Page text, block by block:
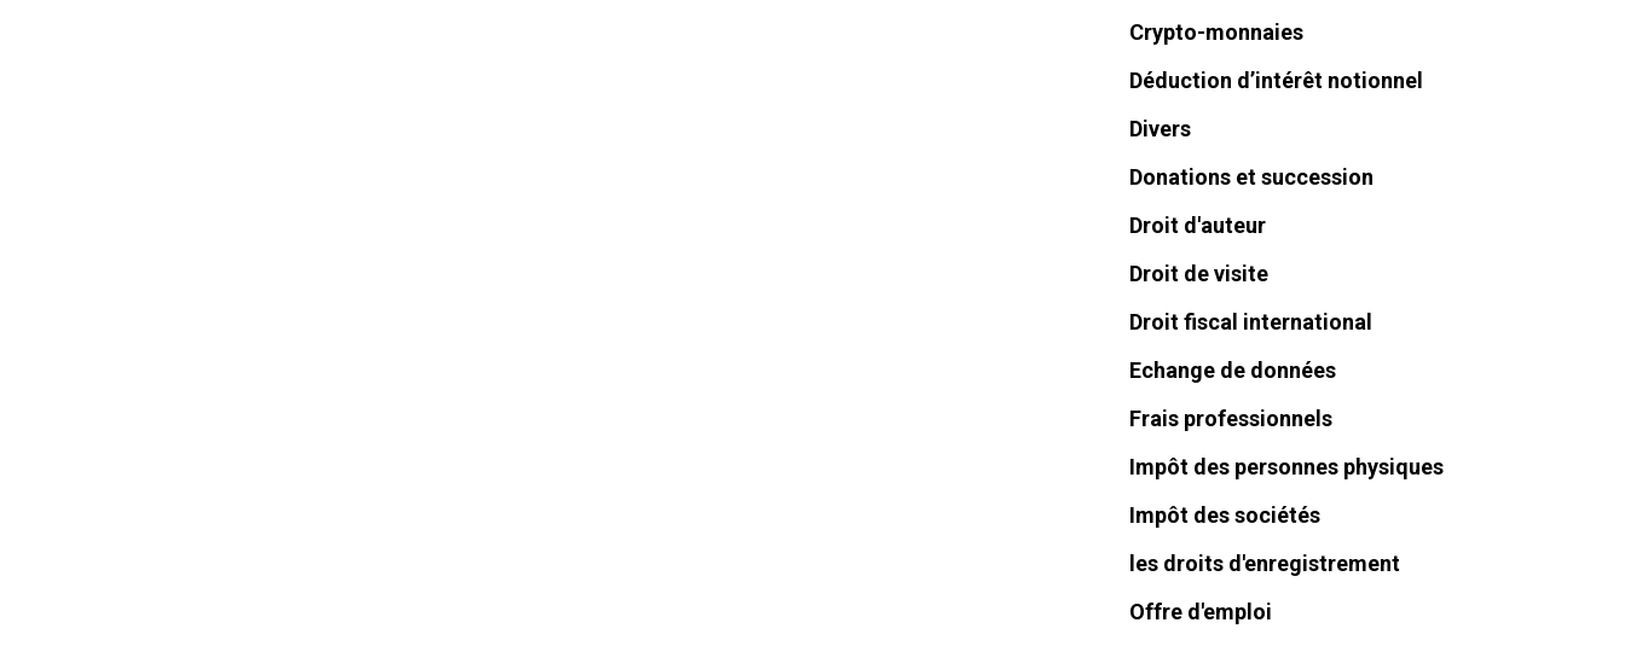
Crypto-monnaies
Déduction d’intérêt notionnel
Divers
Donations et succession
Droit d'auteur
Droit de visite
Droit fiscal international
Echange de données
Frais professionnels
Impôt des personnes physiques
Impôt des sociétés
les droits d'enregistrement
Offre d'emploi